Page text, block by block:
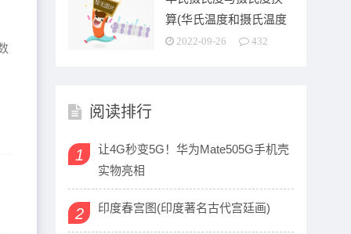
算(华氏温度和摄氏温度
之间是怎么换算的啊)
2022-09-26 432
阅读排行
1
让4G秒变5G！华为Mate505G手机壳
实物亮相
2 印度春宫图(印度著名古代宫廷画)